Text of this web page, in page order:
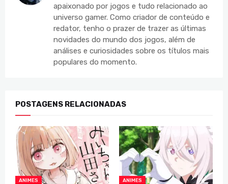
apaixonado por jogos e tudo relacionado ao
universo gamer. Como criador de conteúdo e
redator, tenho o prazer de trazer as últimas
novidades do mundo dos jogos, além de
análises e curiosidades sobre os títulos mais
populares do momento.
POSTAGENS RELACIONADAS
ANIMES ANIMES